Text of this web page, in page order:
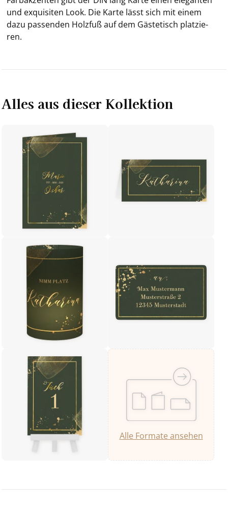
und ex­qui­si­ten Look. Die Karte lässt sich mit einem
dazu pas­sen­den Holz­fuß auf dem Gä­ste­tisch plat­zie­
ren.
Alles aus dieser Kollektion
Alle Formate ansehen